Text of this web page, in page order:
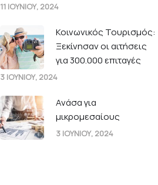
11 ΙΟΥΝΙΟΥ, 2024
Κοινωνικός Τουρισμός:
Ξεκίνησαν οι αιτήσεις
για 300.000 επιταγές
3 ΙΟΥΝΙΟΥ, 2024
Ανάσα για
μικρομεσαίους
3 ΙΟΥΝΙΟΥ, 2024